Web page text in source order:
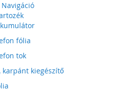
fólia
tok
karpánt kiegészítő